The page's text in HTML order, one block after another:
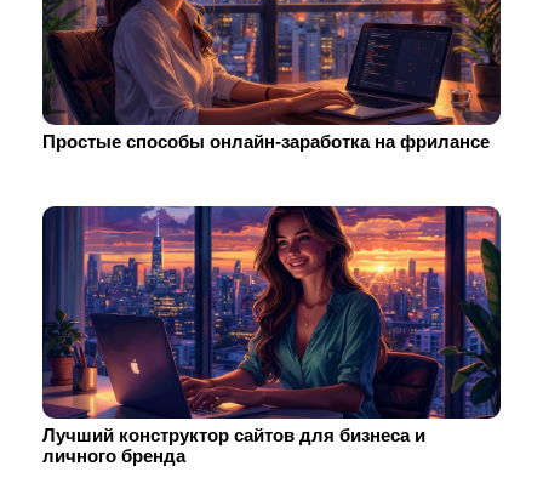
Простые способы онлайн-заработка на фрилансе
Лучший конструктор сайтов для бизнеса и
личного бренда